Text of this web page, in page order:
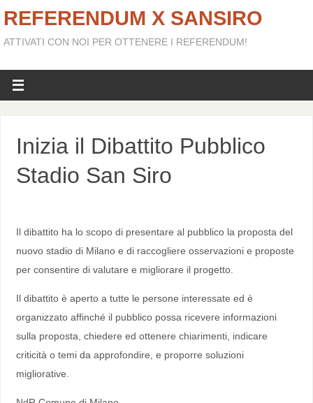
REFERENDUM X SANSIRO
ATTIVATI CON NOI PER OTTENERE I REFERENDUM!
Inizia il Dibattito Pubblico
Stadio San Siro
Il dibattito ha lo scopo di presentare al pubblico la proposta del
nuovo stadio di Milano e di raccogliere osservazioni e proposte
per consentire di valutare e migliorare il progetto.
Il dibattito è aperto a tutte le persone interessate ed è
organizzato affinché il pubblico possa ricevere informazioni
sulla proposta, chiedere ed ottenere chiarimenti, indicare
criticità o temi da approfondire, e proporre soluzioni
migliorative.